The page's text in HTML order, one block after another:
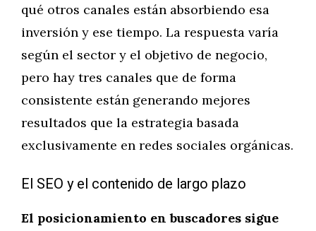
qué otros canales están absorbiendo esa
inversión y ese tiempo. La respuesta varía
según el sector y el objetivo de negocio,
pero hay tres canales que de forma
consistente están generando mejores
resultados que la estrategia basada
exclusivamente en redes sociales orgánicas.
El SEO y el contenido de largo plazo
El posicionamiento en buscadores sigue